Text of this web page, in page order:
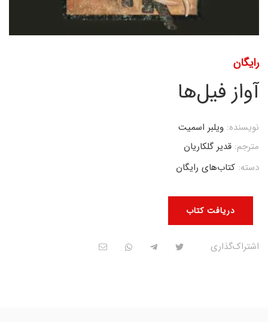
رایگان
آواز فیل‌ها
دریافت کتاب
نویسنده: ویلبر اسمیت
مترجم: قدیر گلکاریان
دسته: کتاب‌های رایگان
اشتراک‌گذاری